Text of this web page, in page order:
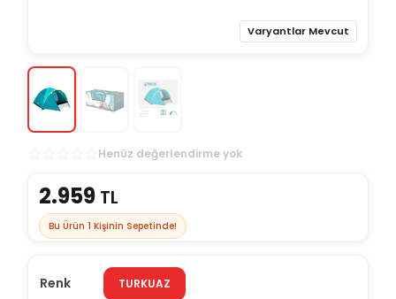
Varyantlar Mevcut
Henüz değerlendirme yok
2.959 TL
Bu Ürün 1 Kişinin Sepetinde!
Renk TURKUAZ